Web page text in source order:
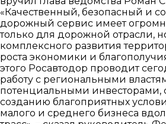
«Качественный, безопасный и
дорожный сервис имеет
только для дорожной отрасли,
комплексного развития
роста экономики и
этого Росавтодор проводит
работу с региональными
потенциальными инвесторами,
созданию благоприятных
малого и среднего бизнеса